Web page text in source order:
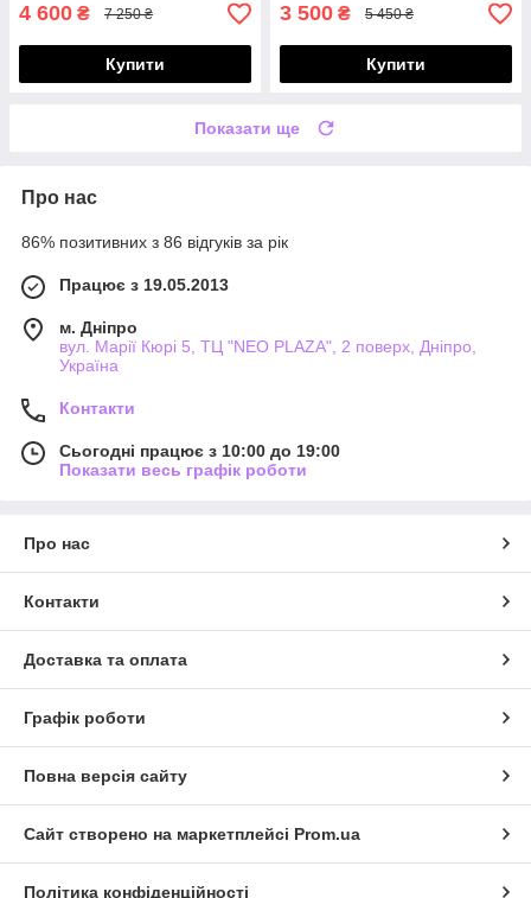
4 600 ₴ 7 250 ₴
Купити
3 500 ₴ 5 450 ₴
Купити
Показати ще
Про нас
86% позитивних з 86 відгуків за рік
Працює з 19.05.2013
м. Дніпро
вул. Марії Кюрі 5, ТЦ "NEO PLAZA", 2 поверх, Дніпро,
Україна
Контакти
Сьогодні працює з 10:00 до 19:00
Показати весь графік роботи
Про нас
Контакти
Доставка та оплата
Графік роботи
Повна версія сайту
Сайт створено на маркетплейсі Prom.ua
Політика конфіденційності